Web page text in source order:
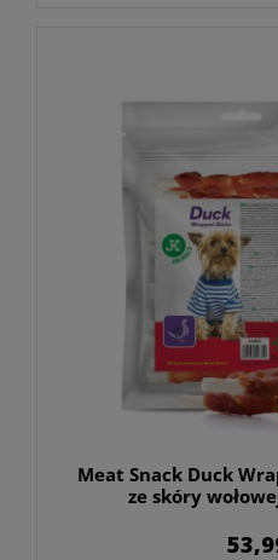
Meat Snack Duck
ze skóry